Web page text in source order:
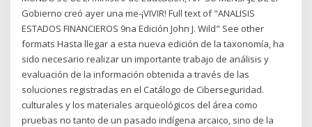
Gobierno creó ayer una me-¡VIVIR! Full text of "ANALISIS
ESTADOS FINANCIEROS 9na Edición John J. Wild" See other
formats Hasta llegar a esta nueva edición de la taxonomía, ha
sido necesario realizar un importante trabajo de análisis y
evaluación de la información obtenida a través de las
soluciones registradas en el Catálogo de Ciberseguridad.
culturales y los materiales arqueológicos del área como
pruebas no tanto de un pasado indígena arcaico, sino de la